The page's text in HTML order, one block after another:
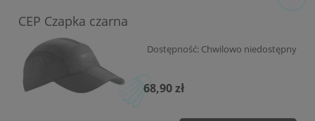
CEP Czapka czarna
Dostępność: Chwilowo niedostępny
68,90 zł